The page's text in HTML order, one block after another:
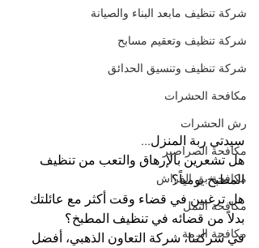
شركة تنظيف مابعد البناء والصيانة
شركة تنظيف وتعقيم مسابح
شركة تنظيف وتنسيق الحدائق
مكافحة الحشرات
رش الحشرات
مكافحة الصراصير
مكافحة بق الفراش
مكافحة النمل
مكافحة الرمة
سيدتي ربة المنزل...
هل تشعرين بالإرهاق والتعب من تنظيف
المطبخ يومياً؟
هل ترغبين في قضاء وقت أكثر مع عائلتك
بدلاً من قضائه في تنظيف المطبخ؟
في شركتنا، شركة التعاون الذهبي، أفضل